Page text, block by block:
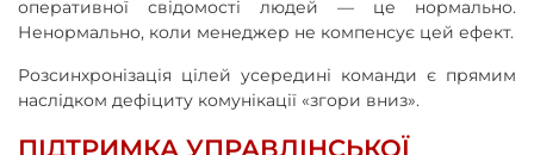
оперативної свідомості людей — це нормально.
Ненормально, коли менеджер не компенсує цей ефект.
Розсинхронізація цілей усередині команди є прямим
наслідком дефіциту комунікації «згори вниз».
ПІДТРИМКА УПРАВЛІНСЬКОЇ